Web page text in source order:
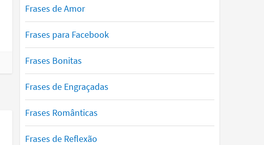
Frases de Amor
Frases para Facebook
Frases Bonitas
Frases de Engraçadas
Frases Românticas
Frases de Reflexão